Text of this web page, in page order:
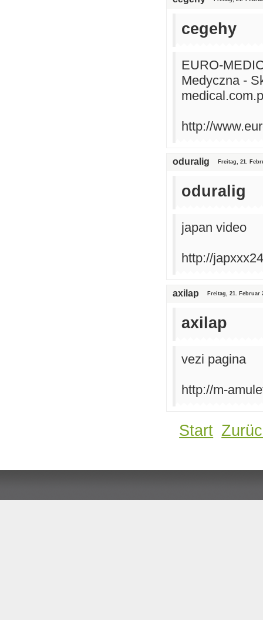
cegehy
EURO-
Medyczna -
http://
oduralig Freitag, 21.
oduralig
japan video
http://
axilap Freitag, 21. Februar
axilap
vezi pagina
http://m-
Start